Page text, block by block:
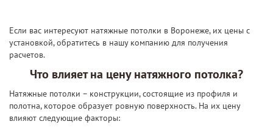
Если вас интересуют натяжные потолки в Воронеже, их цены с
установкой, обратитесь в нашу компанию для получения
расчетов.
Что влияет на цену натяжного потолка?
Натяжные потолки – конструкции, состоящие из профиля и
полотна, которое образует ровную поверхность. На их цену
влияют следующие факторы: